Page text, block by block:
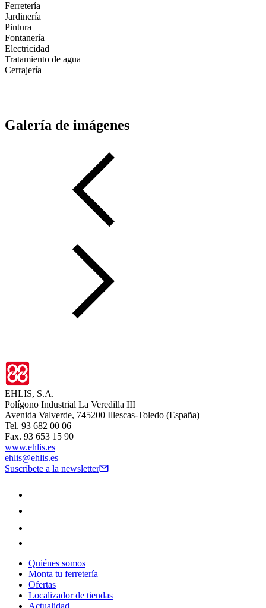
Ferretería
Jardinería
Pintura
Fontanería
Electricidad
Tratamiento de agua
Cerrajería
Galería de imágenes
EHLIS, S.A.
Polígono Industrial La Veredilla III
Avenida Valverde, 745200 Illescas-Toledo (España)
Tel. 93 682 00 06
Fax. 93 653 15 90
www.ehlis.es
ehlis@ehlis.es
Suscríbete a la newsletter
Quiénes somos
Monta tu ferretería
Ofertas
Localizador de tiendas